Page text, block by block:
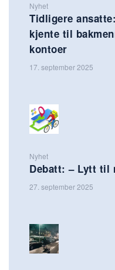
Nyhet
Tidligere
kjente til
kontoer
17. september 2025
Nyhet
Debatt: – Lytt til
27. september 2025